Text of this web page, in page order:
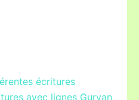
écritures
avec lignes Gurvan